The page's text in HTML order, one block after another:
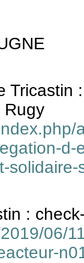
Tricastin
Rugy
d-
:
06/